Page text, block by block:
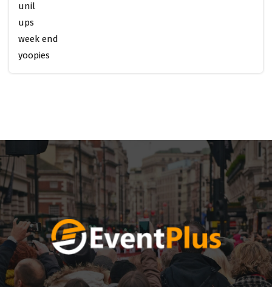
unil
ups
week end
yoopies